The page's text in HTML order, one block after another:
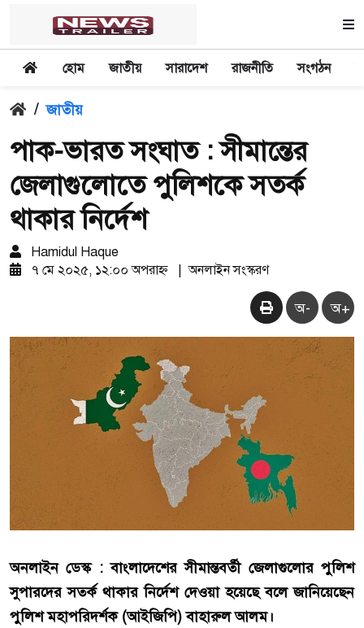
হোম জাতীয় সারাদেশ রাজনীতি সংগঠন
/ জাতীয়
পাক-ভারত সংঘাত : সীমান্তের
জেলাগুলোতে পুলিশকে সতর্ক
থাকার নির্দেশ
Hamidul Haque
৭ মে ২০২৫, ১২:০০ অপরাহ্ন
অনলাইন সংস্করণ
অ- অ+
অনলাইন ডেস্ক : বাংলাদেশের সীমান্তবর্তী জেলাগুলোর পুলিশ
সুপারদের সতর্ক থাকার নির্দেশ দেওয়া হয়েছে বলে জানিয়েছেন
পুলিশ মহাপরিদর্শক (আইজিপি) বাহারুল আলম।